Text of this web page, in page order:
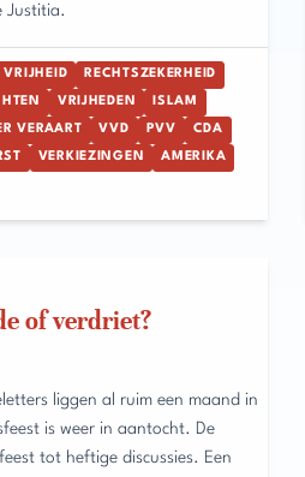
Justitia.
VRIJHEID RECHTSZEKERHEID
VRIJHEDEN ISLAM
VERAART VVD PVV CDA
VERKIEZINGEN AMERIKA
of verdriet?
liggen al ruim een maand in
is weer in aantocht. De
tot heftige discussies. Een